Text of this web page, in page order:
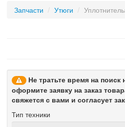
Запчасти / утюги /
Не тратьте время на поиск
оформите заявку на заказ
свяжется с вами и согласует
Тип техники